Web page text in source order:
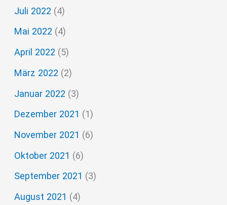
Juli 2022 (4)
Mai 2022 (4)
April 2022 (5)
März 2022 (2)
Januar 2022 (3)
Dezember 2021 (1)
November 2021 (6)
Oktober 2021 (6)
September 2021 (3)
August 2021 (4)